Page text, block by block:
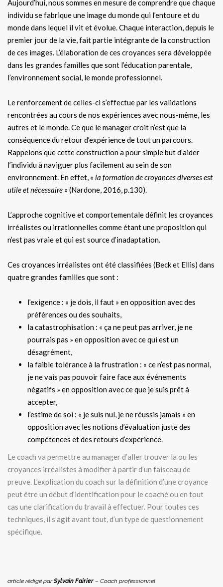
Aujourd’hui, nous sommes en mesure de comprendre que chaque
individu se fabrique une image du monde qui l’entoure et du
monde dans lequel il vit et évolue. Chaque interaction, depuis le
premier jour de la vie, fait partie intégrante de la construction
de ces images. L’élaboration de ces croyances sera développée
dans les grandes familles que sont l’éducation parentale,
l’environnement social, le monde professionnel.
Le renforcement de celles-ci s’effectue par les validations
rencontrées au cours de nos expériences avec nous-même, les
autres et le monde. Ce que le manager croit n’est que la
conséquence du retour d’expérience de tout un parcours.
Rappelons que cette construction a pour simple but d’aider
l’individu à naviguer plus facilement au sein de son
environnement. En effet, « la formation de croyances diverses est
utile et nécessaire » (Nardone, 2016, p.130).
L’approche cognitive et comportementale définit les croyances
irréalistes ou irrationnelles comme étant une proposition qui
n’est pas vraie et qui est source d’inadaptation.
Ces croyances irréalistes ont été classifiées (Beck et Ellis) dans
quatre grandes familles que sont :
l’exigence : « je dois, il faut » en opposition avec des
préférences ou des souhaits,
la catastrophisation : « ça ne peut pas arriver, je ne
pourrais pas » en opposition avec ce qui est un
désagrément,
la faible tolérance à la frustration : « ce n’est pas normal,
je ne vais pas pouvoir faire face aux événements
négatifs » en opposition avec ce que je suis prêt à
accepter,
l’estime de soi : « je suis nul, je ne réussis jamais » en
opposition avec les notions d’évaluation juste des
compétences et des retours d’expérience.
Le coach va permettre au manager d’aller trouver la ou les
croyances irréalistes à modifier à partir d’un faisceau de
preuve. L’explication du coach sur la définition d’une croyance
peut être un début d’identification pour le coaché ou en tout
cas une clarification du travail à effectuer. Pour toutes ces
techniques, il s’agit avant tout, d’un type de questionnement
spécifique.
article rédigé parSylvain Fairier – Coach professionnel